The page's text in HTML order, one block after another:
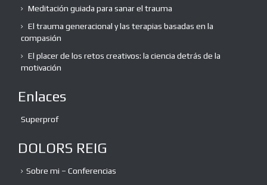
Meditación guiada para sanar el trauma
El trauma generacional y las terapias basadas en la
compasión
El placer de los retos creativos: la ciencia detrás de la
motivación
Enlaces
Superprof
DOLORS REIG
Sobre mi – Conferencias